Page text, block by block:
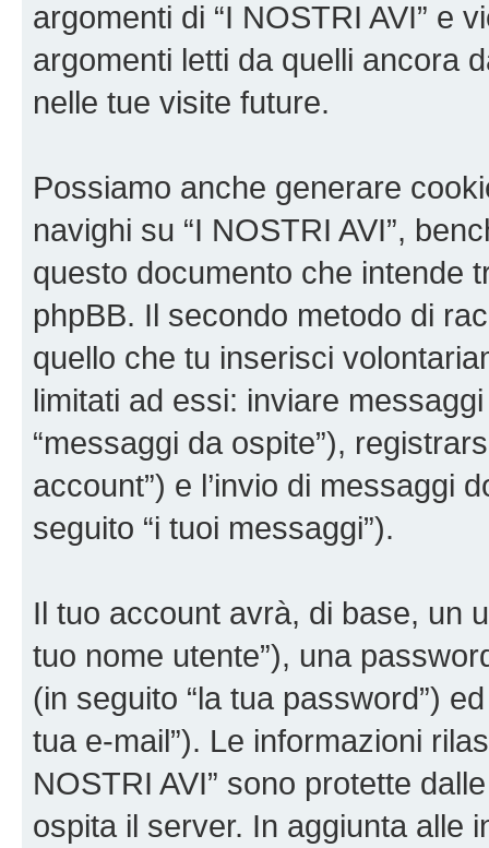
argomenti di “I NOSTRI AVI” e
argomenti letti da quelli ancora
nelle tue visite future.
Possiamo anche generare
navighi su “I NOSTRI AVI”,
questo documento che intende
phpBB. Il secondo metodo di
quello che tu inserisci
limitati ad essi: inviare
“messaggi da ospite”),
account”) e l’invio di messaggi
seguito “i tuoi messaggi”).
Il tuo account avrà, di base, un
tuo nome utente”), una
(in seguito “la tua password”)
tua e-mail”). Le informazioni
NOSTRI AVI” sono protette
ospita il server. In aggiunta alle